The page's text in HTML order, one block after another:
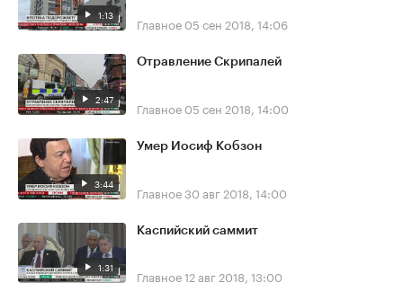
1:13 Главное 05 сен 2018, 14:06
2:47
Отравление Скрипалей
Главное 05 сен 2018, 14:00
3:44
Умер Иосиф Кобзон
Главное30 авг 2018, 14:00
1:31
Каспийский саммит
Главное12 авг 2018, 13:00